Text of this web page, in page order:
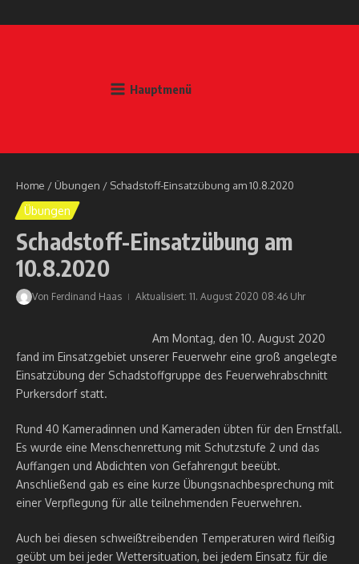
Hauptmenü
Home / Übungen / Schadstoff-Einsatzübung am 10.8.2020
Übungen
Schadstoff-Einsatzübung am
10.8.2020
Von Ferdinand Haas Aktualisiert: 11. August 2020 08:46 Uhr
Am Montag, den 10. August 2020
fand im Einsatzgebiet unserer Feuerwehr eine groß angelegte
Einsatzübung der Schadstoffgruppe des Feuerwehrabschnitt
Purkersdorf statt.
Rund 40 Kameradinnen und Kameraden übten für den Ernstfall.
Es wurde eine Menschenrettung mit Schutzstufe 2 und das
Auffangen und Abdichten von Gefahrengut beeübt.
Anschließend gab es eine kurze Übungsnachbesprechung mit
einer Verpflegung für alle teilnehmenden Feuerwehren.
Auch bei diesen schweißtreibenden Temperaturen wird fleißig
geübt um bei jeder Wettersituation, bei jedem Einsatz für die